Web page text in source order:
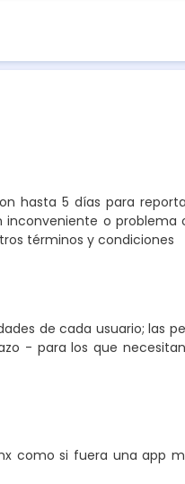
hasta 5 días para
o
términos y condiciones
de cada usuario; las
- para los que
como si fuera una app